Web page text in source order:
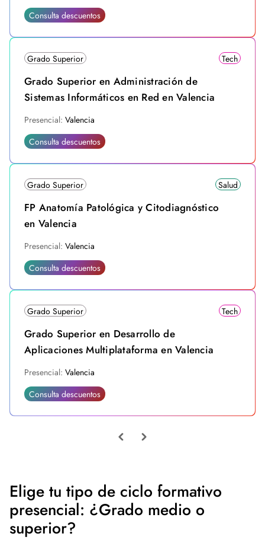
Consulta descuentos
Grado Superior Tech
Grado Superior en Administración de
Sistemas Informáticos en Red en Valencia
Presencial: Valencia
Consulta descuentos
Grado Superior Salud
FP Anatomía Patológica y Citodiagnóstico
en Valencia
Presencial: Valencia
Consulta descuentos
Grado Superior Tech
Grado Superior en Desarrollo de
Aplicaciones Multiplataforma en Valencia
Presencial: Valencia
Consulta descuentos
Elige tu tipo de ciclo formativo
presencial: ¿Grado medio o
superior?